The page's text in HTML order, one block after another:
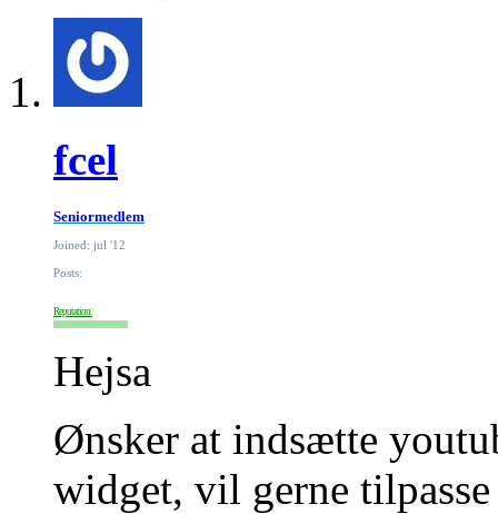
fcel
Seniormedlem
Joined: jul '12
Posts:
Reputation:
Hejsa
Ønsker at indsætte
widget, vil gerne